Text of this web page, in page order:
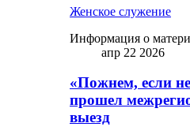
Женское служение
Информация о
апр 22 2026
«Пожнем, если
прошел
выезд